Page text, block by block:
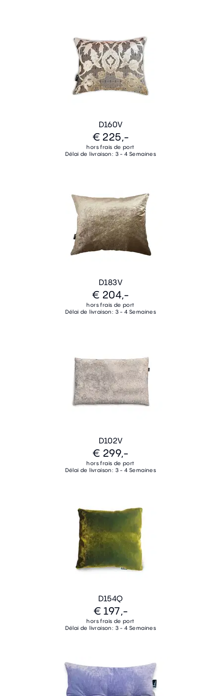
D160V
€ 225,-
hors frais de port
Délai de livraison: 3 - 4 Semaines
D183V
€ 204,-
hors frais de port
Délai de livraison: 3 - 4 Semaines
D102V
€ 299,-
hors frais de port
Délai de livraison: 3 - 4 Semaines
D154Q
€ 197,-
hors frais de port
Délai de livraison: 3 - 4 Semaines